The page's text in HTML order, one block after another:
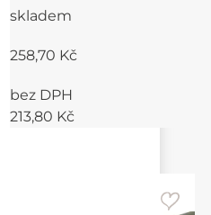
skladem
258,70 Kč
bez DPH
213,80 Kč